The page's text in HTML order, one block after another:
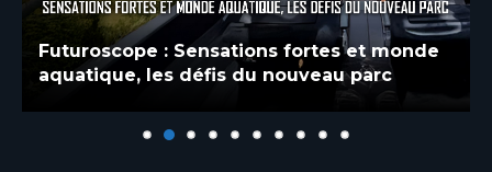
Futuroscope : Sensations fortes et monde
aquatique, les défis du nouveau parc